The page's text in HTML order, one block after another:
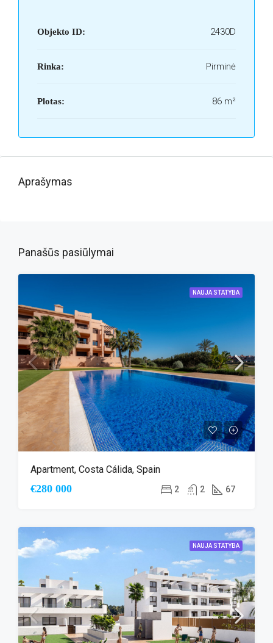
Objekto ID: 2430D
Rinka: Pirminė
Plotas: 86 m²
Aprašymas
Panašūs pasiūlymai
NAUJA STATYBA
Apartment, Costa Cálida, Spain
€280 000 2 2 67
NAUJA STATYBA